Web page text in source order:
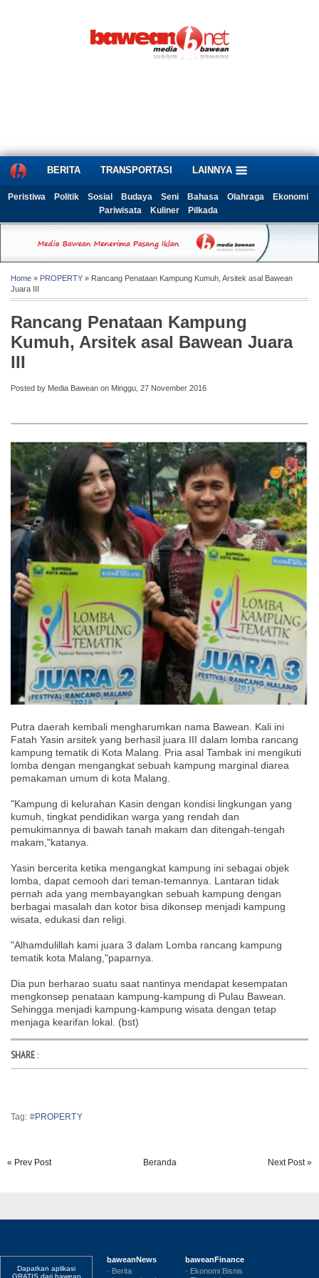
BERITA TRANSPORTASI LAINNYA
Peristiwa Politik Sosial Budaya Seni Bahasa Olahraga
Ekonomi
Pariwisata
Kuliner Pilkada
Home » PROPERTY » Rancang Penataan Kampung Kumuh, Arsitek asal Bawean
Juara III
Rancang Penataan Kampung
Kumuh, Arsitek asal Bawean Juara
III
Posted by Media Bawean on Minggu, 27 November 2016
Putra daerah kembali mengharumkan nama Bawean. Kali ini
Fatah Yasin arsitek yang berhasil juara III dalam lomba rancang
kampung tematik di Kota Malang. Pria asal Tambak ini mengikuti
lomba dengan mengangkat sebuah kampung marginal diarea
pemakaman umum di kota Malang.
"Kampung di kelurahan Kasin dengan kondisi lingkungan yang
kumuh, tingkat pendidikan warga yang rendah dan
pemukimannya di bawah tanah makam dan ditengah-tengah
makam,"katanya.
Yasin bercerita ketika mengangkat kampung ini sebagai objek
lomba, dapat cemooh dari teman-temannya. Lantaran tidak
pernah ada yang membayangkan sebuah kampung dengan
berbagai masalah dan kotor bisa dikonsep menjadi kampung
wisata, edukasi dan religi.
"Alhamdulillah kami juara 3 dalam Lomba rancang kampung
tematik kota Malang,"paparnya.
Dia pun berharao suatu saat nantinya mendapat kesempatan
mengkonsep penataan kampung-kampung di Pulau Bawean.
Sehingga menjadi kampung-kampung wisata dengan tetap
menjaga kearifan lokal. (bst)
SHARE :
Tag: #PROPERTY
« Prev Post Next Post »
Beranda
Dapatkan aplikasi
baweanNews
· Berita
baweanFinance
· Ekonomi Bisnis